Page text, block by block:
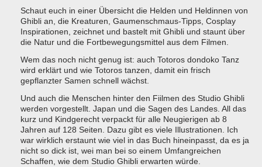
Schaut euch in einer Übersicht die Helden und Heldinnen von
Ghibli an, die Kreaturen, Gaumenschmaus-Tipps, Cosplay
Inspirationen, zeichnet und bastelt mit Ghibli und staunt über
die Natur und die Fortbewegungsmittel aus dem Filmen.
Wem das noch nicht genug ist: auch Totoros dondoko Tanz
wird erklärt und wie Totoros tanzen, damit ein frisch
gepflanzter Samen schnell wächst.
Und auch die Menschen hinter den Fiilmen des Studio Ghibli
werden vorgestellt. Japan und die Sagen des Landes. All das
kurz und Kindgerecht verpackt für alle Neugierigen ab 8
Jahren auf 128 Seiten. Dazu gibt es viele Illustrationen. Ich
war wirklich erstaunt wie viel in das Buch hineinpasst, da es ja
nicht so dick ist, wei man bei so einem Umfangreichen
Schaffen, wie dem Studio Ghibli erwarten würde.